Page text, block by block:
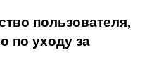
пользователя,
по уходу за